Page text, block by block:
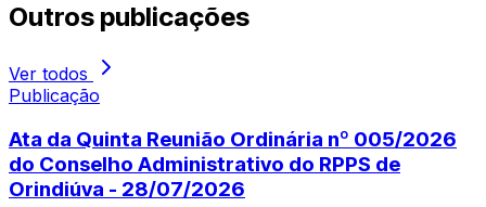
Outros publicações
Ver todos
Publicação
Ata da Quinta Reunião Ordinária nº 005/2026
do Conselho Administrativo do RPPS de
Orindiúva - 28/07/2026